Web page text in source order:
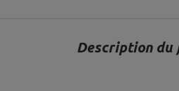
Description